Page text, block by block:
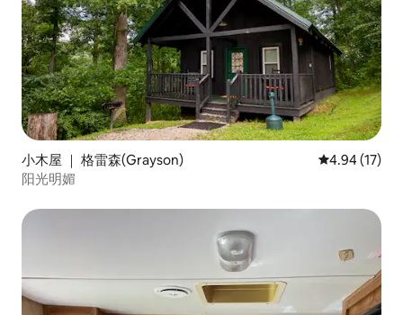
小木屋 ｜ 格雷森(Grayson) 平均评分
4.94 (17)
阳光明媚